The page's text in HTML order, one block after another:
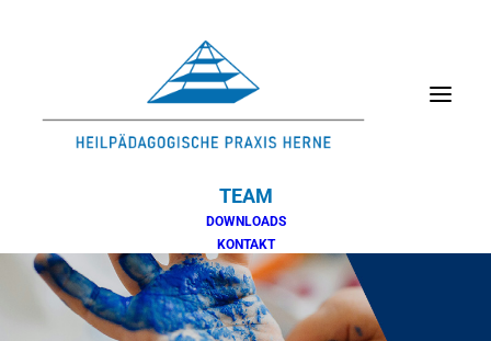
LEISTUNGEN
INTERDISZIPLINÄRE FRÜHFÖRDERUNG
FÖRDERARTEN UND METHODEN
FÖRDERKONZEPT
ANTRAGSTELLUNG UND FINANZIERUNG
PRAXIS
TEAM
DOWNLOADS
KONTAKT